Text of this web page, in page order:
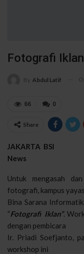
Fotografi Iklan
By Abdul Latif
0
66
Share
JAKARTA BSI
News
Untuk mengasah
fotografi, kampus
Bina Sarana
“Fotografi Iklan”.
dengan pembicara
Ir. Priadi Soefjanto,
workshop ini